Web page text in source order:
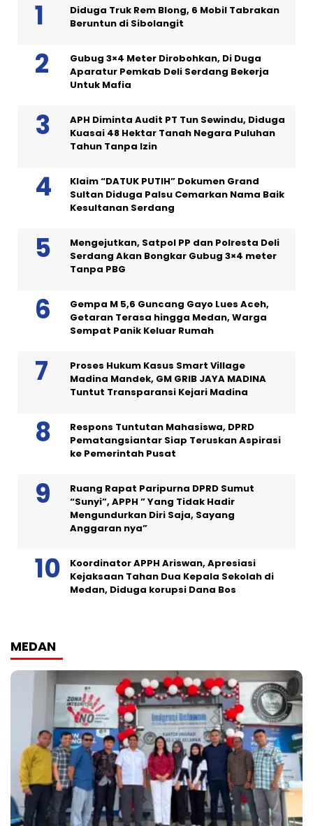
Diduga Truk Rem Blong, 6 Mobil Tabrakan
Beruntun di Sibolangit
Gubug 3×4 Meter Dirobohkan, Di Duga
Aparatur Pemkab Deli Serdang Bekerja
Untuk Mafia
APH Diminta Audit PT Tun Sewindu, Diduga
Kuasai 48 Hektar Tanah Negara Puluhan
Tahun Tanpa Izin
Klaim “DATUK PUTIH” Dokumen Grand
Sultan Diduga Palsu Cemarkan Nama Baik
Kesultanan Serdang
Mengejutkan, Satpol PP dan Polresta Deli
Serdang Akan Bongkar Gubug 3×4 meter
Tanpa PBG
Gempa M 5,6 Guncang Gayo Lues Aceh,
Getaran Terasa hingga Medan, Warga
Sempat Panik Keluar Rumah
Proses Hukum Kasus Smart Village
Madina Mandek, GM GRIB JAYA MADINA
Tuntut Transparansi Kejari Madina
Respons Tuntutan Mahasiswa, DPRD
Pematangsiantar Siap Teruskan Aspirasi
ke Pemerintah Pusat
Ruang Rapat Paripurna DPRD Sumut
“Sunyi”, APPH ” Yang Tidak Hadir
Mengundurkan Diri Saja, Sayang
Anggaran nya”
Koordinator APPH Ariswan, Apresiasi
Kejaksaan Tahan Dua Kepala Sekolah di
Medan, Diduga korupsi Dana Bos
MEDAN